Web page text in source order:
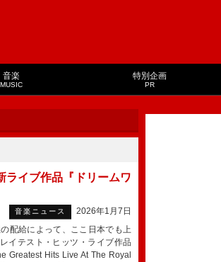
音楽
MUSIC
特別企画
PR
ライブ作品『ドリームワ
音楽ニュース
2026年1月7日
配給によって、ここ日本でも上
イテスト・ヒッツ・ライブ作品
Greatest Hits Live At The Royal